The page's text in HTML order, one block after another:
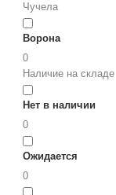
Чучела
Ворона
0
Наличие на складе
Нет в наличии
0
Ожидается
0